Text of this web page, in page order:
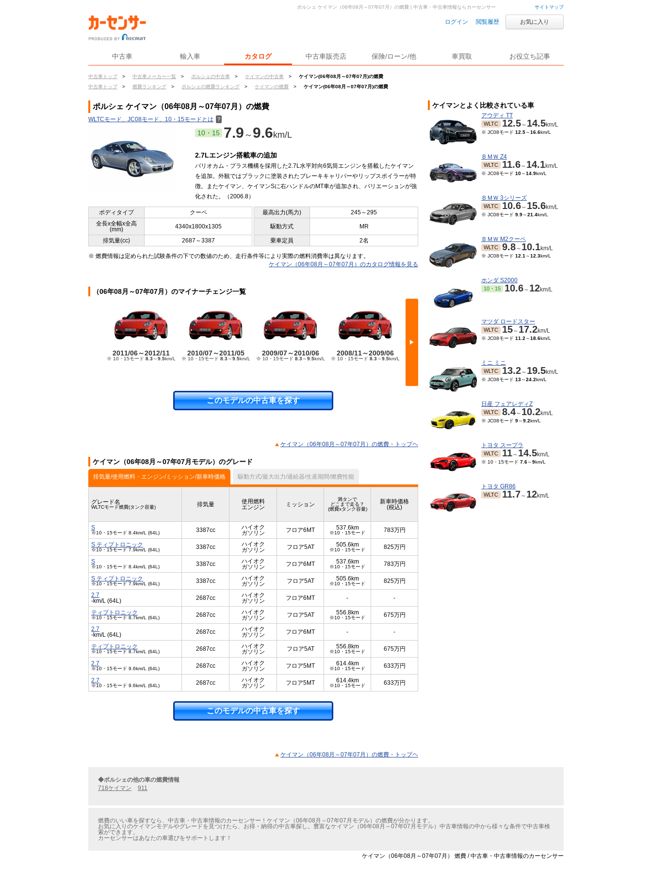
サイトマップ
ログイン 閲覧履歴 お気に入り
中古車 輸入車 カタログ 中古車販売店 保険/ローン/他 車買取 お役立ち記事
中古車トップ > 中古車メーカー一覧 > ポルシェの中古車 > ケイマンの中古車 >
ケイマン(06年08月～07年07月)の燃費
中古車トップ
> 燃費ランキング > ポルシェの燃費ランキング > ケイマンの燃費 > ケイマン(06年08月～07年07月)の燃費
ポルシェ ケイマン（06年08月～07年07月）の燃費 | 中古車・中古車情報ならカーセンサー
ポルシェ ケイマン（06年08月～07年07月）の燃費
WLTCモード、JC08モード、10・15モードとは ？
10・15 7.9 ～ 9.6km/L
2.7Lエンジン搭載車の追加
バリオカム・プラス機構を採用した2.7L水平対向6気筒エンジンを搭載したケイマン
を追加。外観ではブラックに塗装されたブレーキキャリパーやリップスポイラーが特
徴。またケイマン、ケイマンSに右ハンドルのMT車が追加され、バリエーションが強
化された。（2006.8）
ボディタイプ クーペ 最高出力(馬力)
245～295
全長x全幅x全高
(mm)
4340x1800x1305 駆動方式 MR
排気量(cc) 2687～3387 乗車定員 2名
※ 燃費情報は定められた試験条件の下での数値のため、走行条件等により実際の燃料消費率は異なります。
ケイマン（06年08月～07年07月）のカタログ情報を見る
（06年08月～07年07月）のマイナーチェンジ一覧
▶
2011/06～2012/11
※ 10・15モード 8.3～9.5km/L
2010/07～2011/05
※ 10・15モード 8.3～9.5km/L
2009/07～2010/06
※ 10・15モード 8.3～9.5km/L
2008/11～2009/06
※ 10・15モード 8.3～9.5km/L
このモデルの中古車を探す
ケイマン（06年08月～07年07月）の燃費・トップヘ
ケイマン（06年08月～07年07月モデル）のグレード
排気量/使用燃料・エンジン/ミッション/新車時価格 駆動方式/最大出力/過給器/生産期間/燃費性能
グレード名
WLTCモード燃費(タンク容量) 排気量
使用燃料
エンジン
ミッション
満タンで
どこまで走る？
(燃費xタンク容量)
新車時価格
(税込)
S
※10・15モード 8.4km/L (64L) 3387cc
ハイオク
ガソリン
フロア6MT 537.6km
※10・15モード 783万円
S ティプトロニック
※10・15モード 7.9km/L (64L) 3387cc
ハイオク
ガソリン
フロア5AT 505.6km
※10・15モード 825万円
S
※10・15モード 8.4km/L (64L) 3387cc
ハイオク
ガソリン
フロア6MT 537.6km
※10・15モード 783万円
S ティプトロニック
※10・15モード 7.9km/L (64L) 3387cc
ハイオク
ガソリン
フロア5AT 505.6km
※10・15モード 825万円
2.7
-km/L (64L)
2687cc
ハイオク
ガソリン
フロア6MT - -
ティプトロニック
※10・15モード 8.7km/L (64L) 2687cc
ハイオク
ガソリン
フロア5AT 556.8km
※10・15モード 675万円
2.7
-km/L (64L)
2687cc
ハイオク
ガソリン
フロア6MT - -
ティプトロニック
※10・15モード 8.7km/L (64L) 2687cc
ハイオク
ガソリン
フロア5AT 556.8km
※10・15モード 675万円
2.7
※10・15モード 9.6km/L (64L) 2687cc
ハイオク
ガソリン
フロア5MT 614.4km
※10・15モード 633万円
2.7
※10・15モード 9.6km/L (64L) 2687cc
ハイオク
ガソリン
フロア5MT 614.4km
※10・15モード 633万円
このモデルの中古車を探す
ケイマン（06年08月～07年07月）の燃費・トップヘ
ケイマンとよく比較されている車
アウディ TT
WLTC 12.5～ 14.5km/L
※ JC08モード 12.5～16.6km/L
ＢＭＷ Z4
WLTC 11.6～ 14.1km/L
※ JC08モード 10～14.9km/L
ＢＭＷ 3シリーズ
WLTC 10.6～ 15.6km/L
※ JC08モード 9.9～21.4km/L
ＢＭＷ M2クーペ
WLTC 9.8～ 10.1km/L
※ JC08モード 12.1 ～12.3km/L
ホンダ S2000
10・15 10.6～ 12km/L
マツダ ロードスター
WLTC 15～ 17.2km/L
※ JC08モード 11.2 ～18.6km/L
ミニ ミニ
WLTC 13.2～ 19.5km/L
※ JC08モード 13～24.2km/L
日産 フェアレディZ
WLTC 8.4～ 10.2km/L
※ JC08モード 9～9.2km/L
トヨタ スープラ
WLTC 11～ 14.5km/L
※ 10・15モード 7.6～9km/L
トヨタ GR86
WLTC 11.7～ 12km/L
◆ポルシェの他の車の燃費情報
718ケイマン
911
燃費のいい車を探すなら、中古車・中古車情報のカーセンサー！ケイマン（06年08月～07年07月モデル）の燃費が分かります。
お気に入りのケイマンモデルやグレードを見つけたら、お得・納得の中古車探し。豊富なケイマン（06年08月～07年07月モデル）中古車情報の中から様々な条件で中古車検
索ができます。
カーセンサーはあなたの車選びをサポートします！
ケイマン（06年08月～07年07月） 燃費 / 中古車・中古車情報のカーセンサー